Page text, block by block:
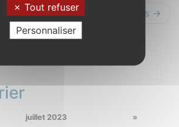
Suivants →
juillet 2023
»
Tout refuser
Personnaliser